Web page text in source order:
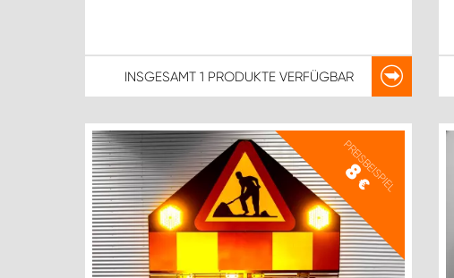
INSGESAMT 1 PRODUKTEVERFÜGBAR
PREISBEISPIEL
8
€